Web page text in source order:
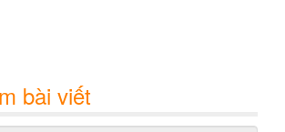
bài viết